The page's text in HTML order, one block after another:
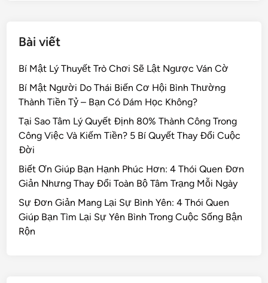
Bài viết
Bí Mật Lý Thuyết Trò Chơi Sẽ Lật Ngược Ván Cờ
Bí Mật Người Do Thái Biến Cơ Hội Bình Thường
Thành Tiền Tỷ – Bạn Có Dám Học Không?
Tại Sao Tâm Lý Quyết Định 80% Thành Công Trong
Công Việc Và Kiếm Tiền? 5 Bí Quyết Thay Đổi Cuộc
Đời
Biết Ơn Giúp Bạn Hạnh Phúc Hơn: 4 Thói Quen Đơn
Giản Nhưng Thay Đổi Toàn Bộ Tâm Trạng Mỗi Ngày
Sự Đơn Giản Mang Lại Sự Bình Yên: 4 Thói Quen
Giúp Bạn Tìm Lại Sự Yên Bình Trong Cuộc Sống Bận
Rộn